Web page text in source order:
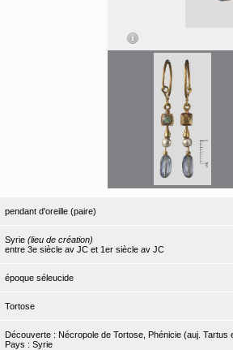
pendant d'oreille (paire)
Syrie (lieu de création)
entre 3e siècle av JC et 1er siècle av JC
époque séleucide
Tortose
Découverte : Nécropole de Tortose, Phénicie (auj. Tartus
Pays : Syrie